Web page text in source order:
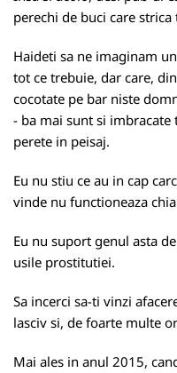
perechi de buci care
Haideti sa ne imaginam
tot ce trebuie, dar care,
cocotate pe bar niste
- ba mai sunt si imbracate
perete in peisaj.
Eu nu stiu ce au in cap
vinde nu functioneaza
Eu nu suport genul asta
usile prostitutiei.
Sa incerci sa-ti vinzi
lasciv si, de foarte multe
Mai ales in anul 2015,